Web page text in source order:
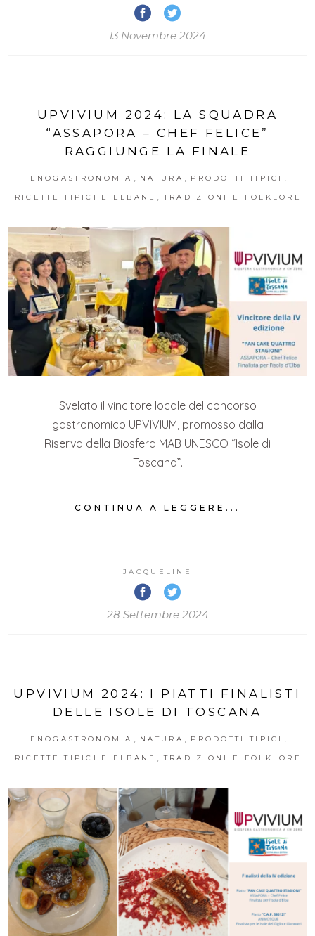
13 Novembre 2024
UPVIVIUM 2024: LA SQUADRA
“ASSAPORA – CHEF FELICE”
RAGGIUNGE LA FINALE
ENOGASTRONOMIA NATURA PRODOTTI TIPICI
RICETTE TIPICHE ELBANE TRADIZIONI E FOLKLORE
Svelato il vincitore locale del concorso
gastronomico UPVIVIUM, promosso dalla
Riserva della Biosfera MAB UNESCO “Isole di
Toscana”.
CONTINUA A LEGGERE...
JACQUELINE
28 Settembre 2024
UPVIVIUM 2024: I PIATTI FINALISTI
DELLE ISOLE DI TOSCANA
ENOGASTRONOMIA NATURA PRODOTTI TIPICI
RICETTE TIPICHE ELBANE TRADIZIONI E FOLKLORE